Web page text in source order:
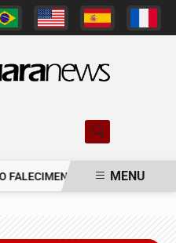
DO SR. MARCELO
MENU